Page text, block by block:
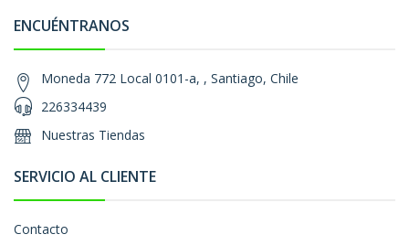
ENCUÉNTRANOS
Moneda 772 Local 0101-a, , Santiago, Chile
226334439
Nuestras Tiendas
SERVICIO AL CLIENTE
Contacto